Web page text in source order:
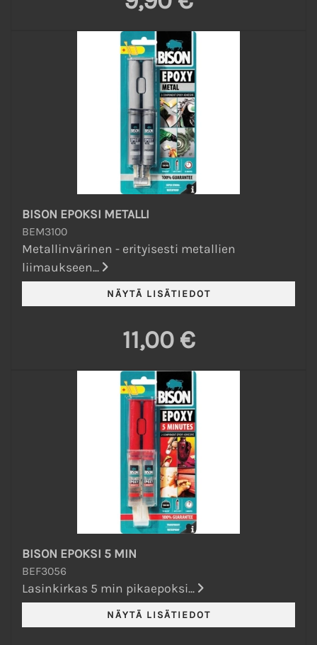
BISON EPOKSI METALLI
BEM3100
Metallinvärinen - erityisesti metallien
liimaukseen...
11,00 €
BISON EPOKSI 5 MIN
BEF3056
Lasinkirkas 5 min pikaepoksi...